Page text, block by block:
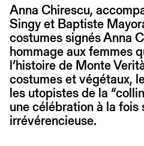
Anna Chirescu,
Singy et Baptiste
costumes signés Anna
hommage aux femmes
l’histoire de Monte
costumes et végétaux,
les utopistes de la
une célébration à la fois
irrévérencieuse.